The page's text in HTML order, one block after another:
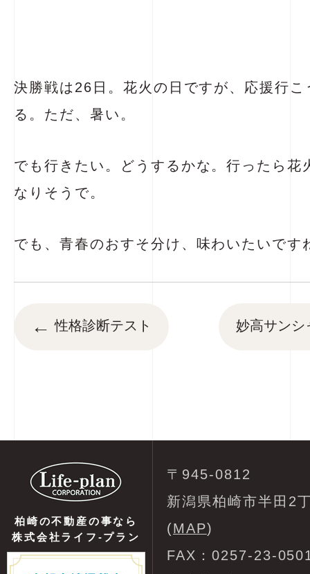
決勝戦は26日。花火の日ですが、応援行
る。ただ、暑い。
でも行きたい。どうするかな。行ったら花
なりそうで。
でも、青春のおすそ分け、味わいたいです
← 性格診断テスト 妙高サン
柏崎の不動産の事なら
株式会社ライフ-プラン
〒945-0812
新潟県柏崎市半田2
(MAP)
FAX：0257-23-